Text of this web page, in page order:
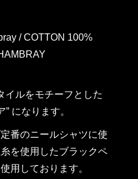
/ COTTON 100%
イルをモチーフとした
になります。
番のニールシャツに使
を使用したブラックペ
用しております。